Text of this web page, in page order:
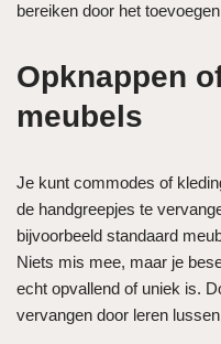
bereiken door het
Opknappen
meubels
Je kunt commodes of
de handgreepjes te
bijvoorbeeld standaard
Niets mis mee, maar je
echt opvallend of uniek is.
vervangen door leren